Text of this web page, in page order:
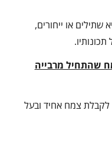
או ייחורים,
שהתחיל מרבייה
לקבלת צמח אחיד ובעל